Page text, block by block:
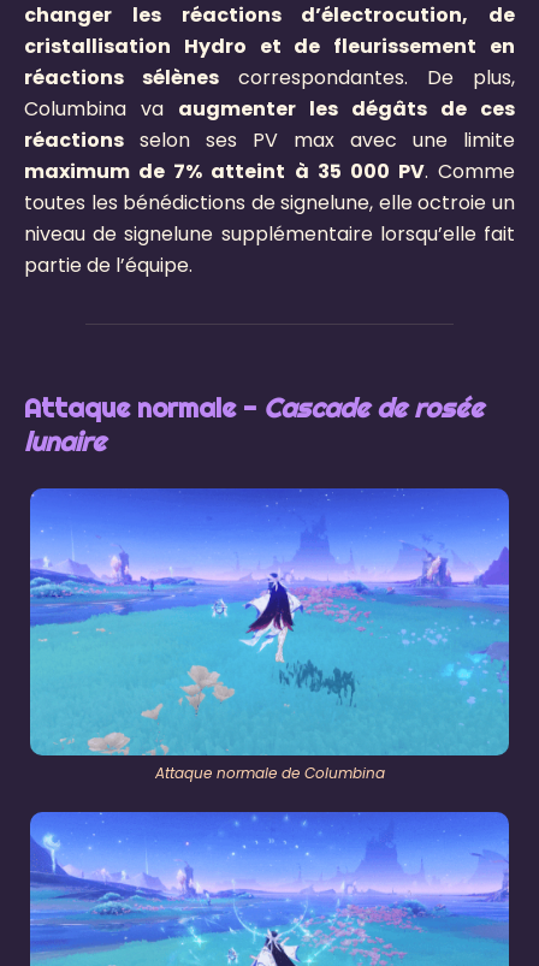
changer les réactions d’électrocution, de
cristallisation Hydro et de fleurissement en
réactions sélènes correspondantes. De plus,
Columbina va augmenter les dégâts de ces
réactions selon ses PV max avec une limite
maximum de 7% atteint à 35 000 PV. Comme
toutes les bénédictions de signelune, elle octroie un
niveau de signelune supplémentaire lorsqu’elle fait
partie de l’équipe.
Attaque normale - Cascade de rosée
lunaire
Attaque normale de Columbina